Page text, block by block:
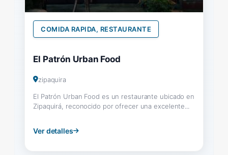
COMIDA RAPIDA, RESTAURANTE
El Patrón Urban Food
zipaquira
El Patrón Urban Food es un restaurante ubicado en
Zipaquirá, reconocido por ofrecer una excelente...
Ver detalles